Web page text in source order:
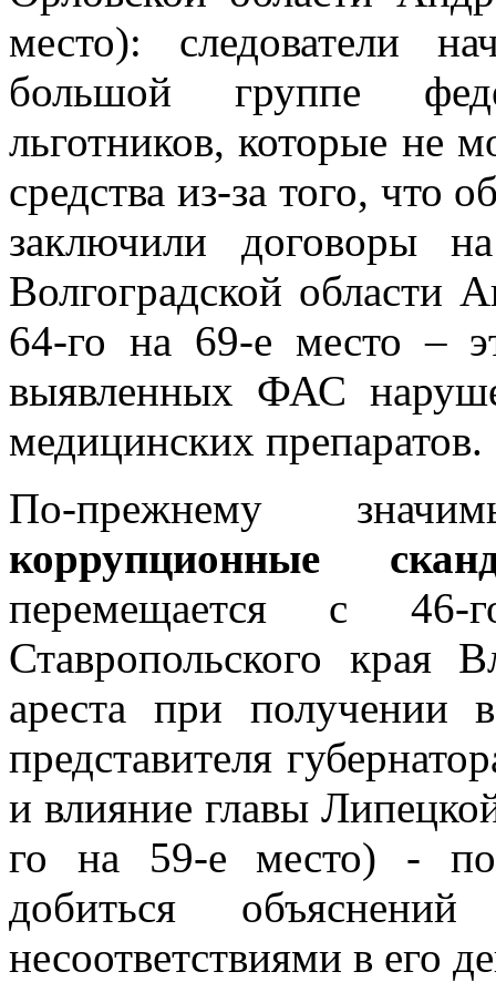
место): следователи
большой группе
льготников, которые не
средства из-за того, что
заключили договоры
Волгоградской области
64-го на 69-е место –
выявленных ФАС
медицинских препаратов.
По-прежнему
коррупционные
перемещается с
Ставропольского края
ареста при получении
представителя
и влияние главы
го на 59-е место) -
добиться
несоответствиями в его